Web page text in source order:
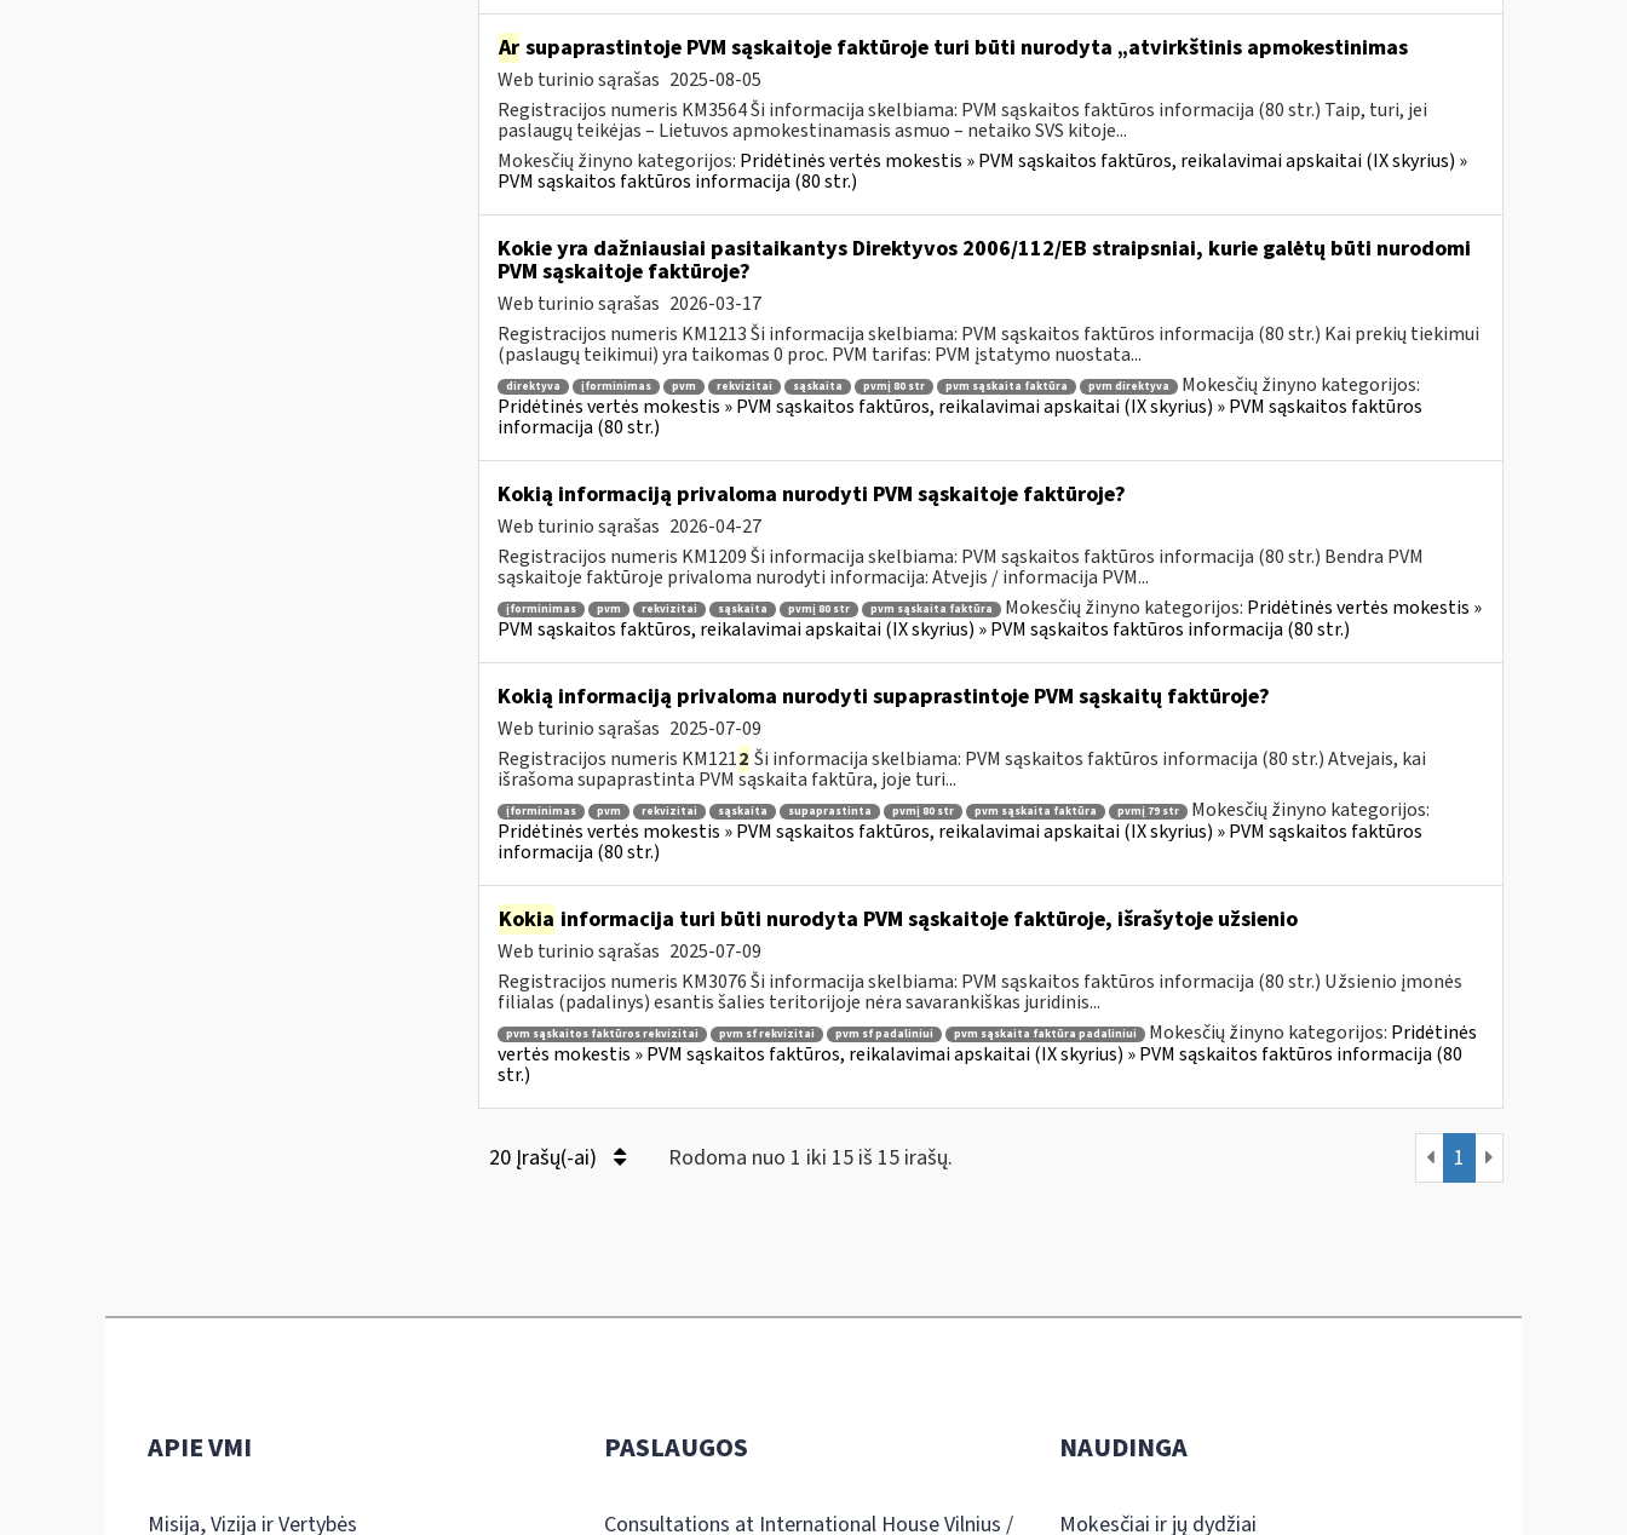
Arsupaprastintoje PVM sąskaitoje faktūroje turi būti nurodyta „atvirkštinis apmokestinimas
Web turinio sąrašas 2025-08-05
Registracijos numeris KM3564 Ši informacija skelbiama: PVM sąskaitos faktūros informacija (80 str.) Taip, turi, jei
paslaugų teikėjas – Lietuvos apmokestinamasis asmuo – netaiko SVS kitoje...
Mokesčių žinyno kategorijos: Pridėtinės vertės mokestis » PVM sąskaitos faktūros, reikalavimai apskaitai (IX skyrius) »
PVM sąskaitos faktūros informacija (80 str.)
Kokie yra dažniausiai pasitaikantys Direktyvos 2006/112/EB straipsniai, kurie galėtų būti nurodomi
PVM sąskaitoje faktūroje?
Web turinio sąrašas 2026-03-17
Registracijos numeris KM1213 Ši informacija skelbiama: PVM sąskaitos faktūros informacija (80 str.) Kai prekių tiekimui
(paslaugų teikimui) yra taikomas 0 proc. PVM tarifas: PVM įstatymo nuostata...
direktyva įforminimas pvm rekvizitai sąskaita pvmį 80 str pvm sąskaita faktūra pvm direktyva
Mokesčių žinyno kategorijos:
Pridėtinės vertės mokestis » PVM sąskaitos faktūros, reikalavimai apskaitai (IX skyrius) » PVM sąskaitos faktūros
informacija (80 str.)
Kokią informaciją privaloma nurodyti PVM sąskaitoje faktūroje?
Web turinio sąrašas 2026-04-27
Registracijos numeris KM1209 Ši informacija skelbiama: PVM sąskaitos faktūros informacija (80 str.) Bendra PVM
sąskaitoje faktūroje privaloma nurodyti informacija: Atvejis / informacija PVM...
įforminimas pvm rekvizitai sąskaita pvmį 80 str pvm sąskaita faktūra Mokesčių žinyno kategorijos: Pridėtinės vertės mokestis »
PVM sąskaitos faktūros, reikalavimai apskaitai (IX skyrius) » PVM sąskaitos faktūros informacija (80 str.)
Kokią informaciją privaloma nurodyti supaprastintoje PVM sąskaitų faktūroje?
Web turinio sąrašas 2025-07-09
Registracijos numeris KM1212 Ši informacija skelbiama: PVM sąskaitos faktūros informacija (80 str.) Atvejais, kai
išrašoma supaprastinta PVM sąskaita faktūra, joje turi...
įforminimas pvm rekvizitai sąskaita supaprastinta pvmį 80 str pvm sąskaita faktūra pvmį 79 str
Mokesčių žinyno kategorijos:
Pridėtinės vertės mokestis » PVM sąskaitos faktūros, reikalavimai apskaitai (IX skyrius) » PVM sąskaitos faktūros
informacija (80 str.)
Kokia informacija turi būti nurodyta PVM sąskaitoje faktūroje, išrašytoje užsienio
Web turinio sąrašas 2025-07-09
Registracijos numeris KM3076 Ši informacija skelbiama: PVM sąskaitos faktūros informacija (80 str.) Užsienio įmonės
filialas (padalinys) esantis šalies teritorijoje nėra savarankiškas juridinis...
pvm sąskaitos faktūros rekvizitai pvm sf rekvizitai pvm sf padaliniui pvm sąskaita faktūra padaliniui Mokesčių žinyno kategorijos: Pridėtinės
vertės mokestis » PVM sąskaitos faktūros, reikalavimai apskaitai (IX skyrius) » PVM sąskaitos faktūros informacija (80
str.)
20 Įrašų(-ai) Rodoma nuo 1 iki 15 iš 15 irašų. 1
APIE VMI
Misija, Vizija ir Vertybės
PASLAUGOS
Consultations at International House Vilnius /
NAUDINGA
Mokesčiai ir jų dydžiai